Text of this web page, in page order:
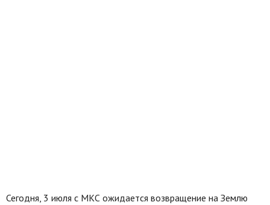
Сегодня, 3 июля с МКС ожидается возвращение на Землю